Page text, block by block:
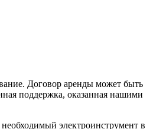
Договор аренды может быть
поддержка, оказанная нашими
электроинструмент в